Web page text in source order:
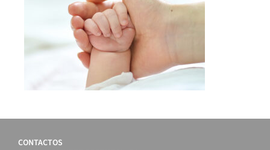
CONTACTOS
CONTACTOS